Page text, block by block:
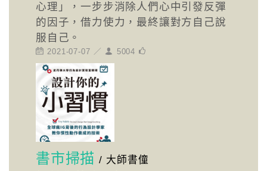
心理」，一步步消除人們心中引發反彈
的因子，借力使力，最終讓對方自己說
服自己。
2021-07-07 ／ 5004
書市掃描 / 大師書僮